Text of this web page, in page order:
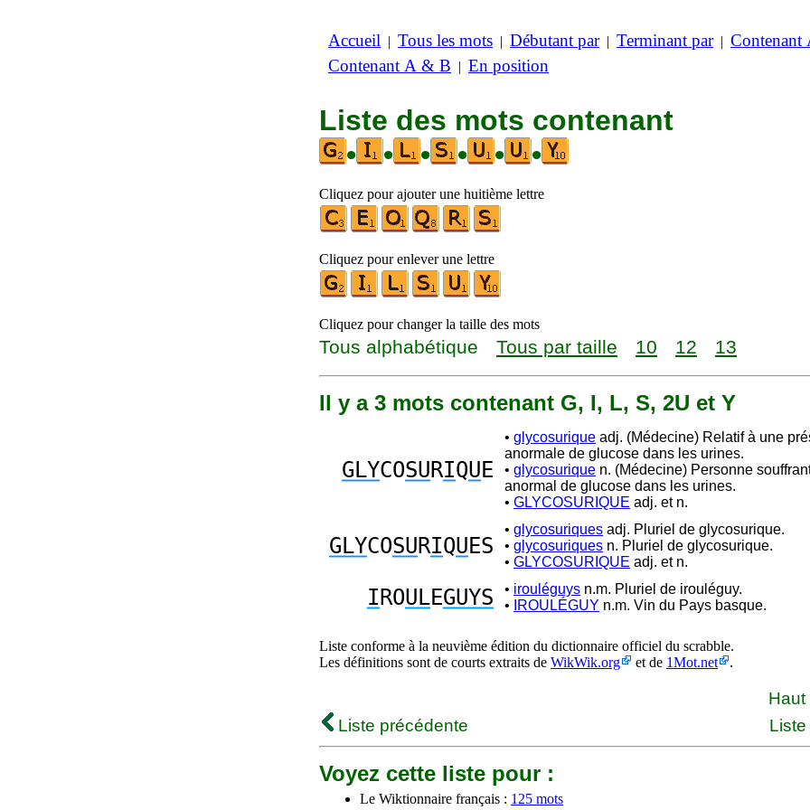
Accueil | Tous les mots | Débutant par| Terminant par| Contenant
Contenant A & B | En position
Liste des mots contenant
•
• • • • •
Cliquez pour ajouter une huitième lettre
Cliquez pour enlever une lettre
Cliquez pour changer la taille des mots
Tous alphabétique Tous par taille 10 12 13
Il y a 3 mots contenant G, I, L, S, 2U et Y
GLYCOSURIQUE
• glycosurique adj. (Médecine) Relatif à une
anormale de glucose dans les urines.
• glycosurique n. (Médecine) Personne
anormal de glucose dans les urines.
• GLYCOSURIQUE adj. et n.
GLYCOSURIQUES
• glycosuriques adj. Pluriel de glycosurique.
• glycosuriques n. Pluriel de glycosurique.
• GLYCOSURIQUE adj. et n.
I ROULEGUYS • irouléguys n.m. Pluriel de irouléguy.
•
IROULÉGUY n.m. Vin du Pays basque.
Liste conforme à la neuvième édition du dictionnaire officiel du scrabble.
Les définitions sont de courts extraits de WikWik.org et de 1Mot.net .
Liste précédente
Voyez cette liste pour :
Le Wiktionnaire français : 125 mots